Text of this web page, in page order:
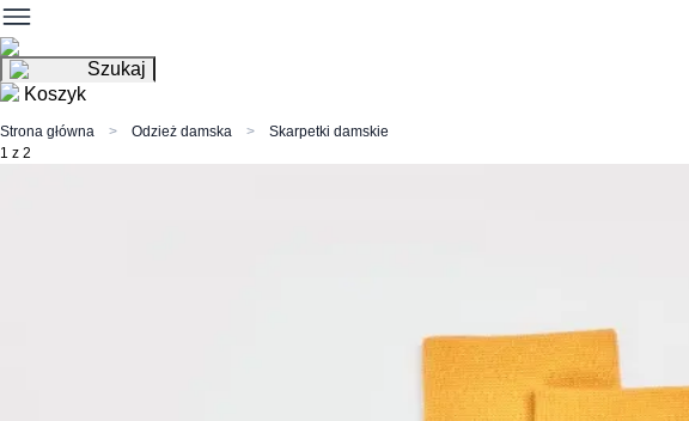
Szukaj
Koszyk
Strona główna Odzież damska
Skarpetki damskie
1 z 2